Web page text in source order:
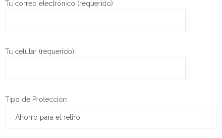
Tu correo electrónico (requerido)
Tu celular (requerido)
Tipo de Protección
Ahorro para el retiro